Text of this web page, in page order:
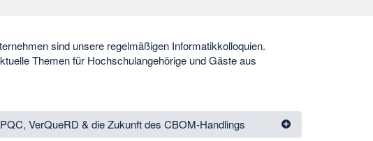
sind unsere regelmäßigen Informatikkolloquien.
Themen für Hochschulangehörige und Gäste aus
VerQueRD & die Zukunft des CBOM‑Handlings